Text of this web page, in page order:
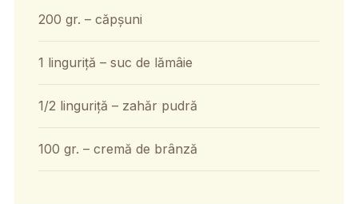
200 gr. – căpșuni
1 linguriță – suc de lămâie
1/2 linguriță – zahăr pudră
100 gr. – cremă de brânză